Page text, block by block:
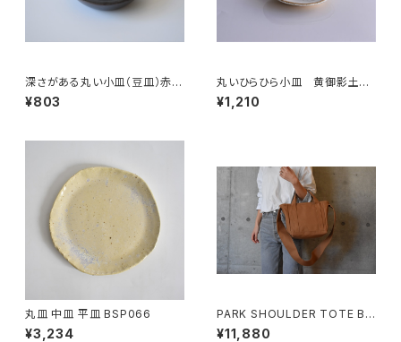
深さがある丸い小皿（豆皿）赤土
×錆釉
¥803
丸いひらひら小皿 黄御影土×
チタンマット釉
¥1,210
丸皿 中皿 平皿 BSP066
¥3,234
PARK SHOULDER TOTE BA
G (モカ/ベージュ)
¥11,880